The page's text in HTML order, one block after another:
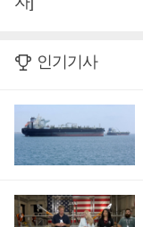
인기기사